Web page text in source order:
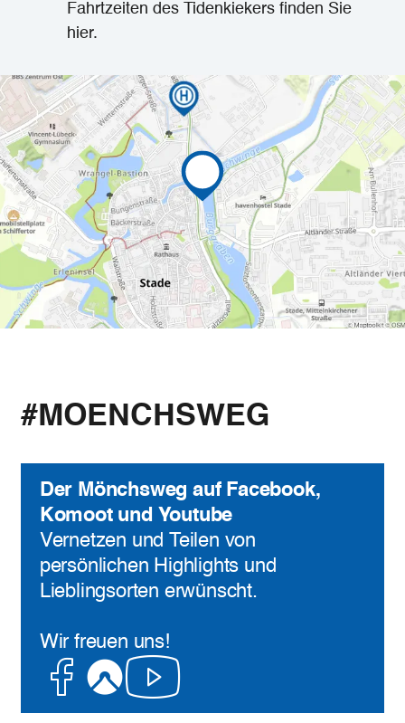
Fahrtzeiten des Tidenkiekers finden Sie
hier.
#MOENCHSWEG
Der Mönchsweg auf Facebook,
Komoot und Youtube
Vernetzen und Teilen von
persönlichen Highlights und
Lieblingsorten erwünscht.
Wir freuen uns!
Facebook
KomootYoutube